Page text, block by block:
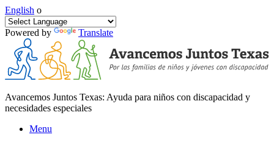
English o
Powered by Translate
Avancemos Juntos Texas: Ayuda para niños con discapacidad y
necesidades especiales
Menu